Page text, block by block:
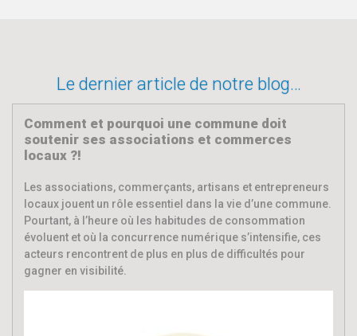
Le dernier article de notre blog…
Comment et pourquoi une commune doit
soutenir ses associations et commerces
locaux ?!
Les associations, commerçants, artisans et entrepreneurs
locaux jouent un rôle essentiel dans la vie d’une commune.
Pourtant, à l’heure où les habitudes de consommation
évoluent et où la concurrence numérique s’intensifie, ces
acteurs rencontrent de plus en plus de difficultés pour
gagner en visibilité.